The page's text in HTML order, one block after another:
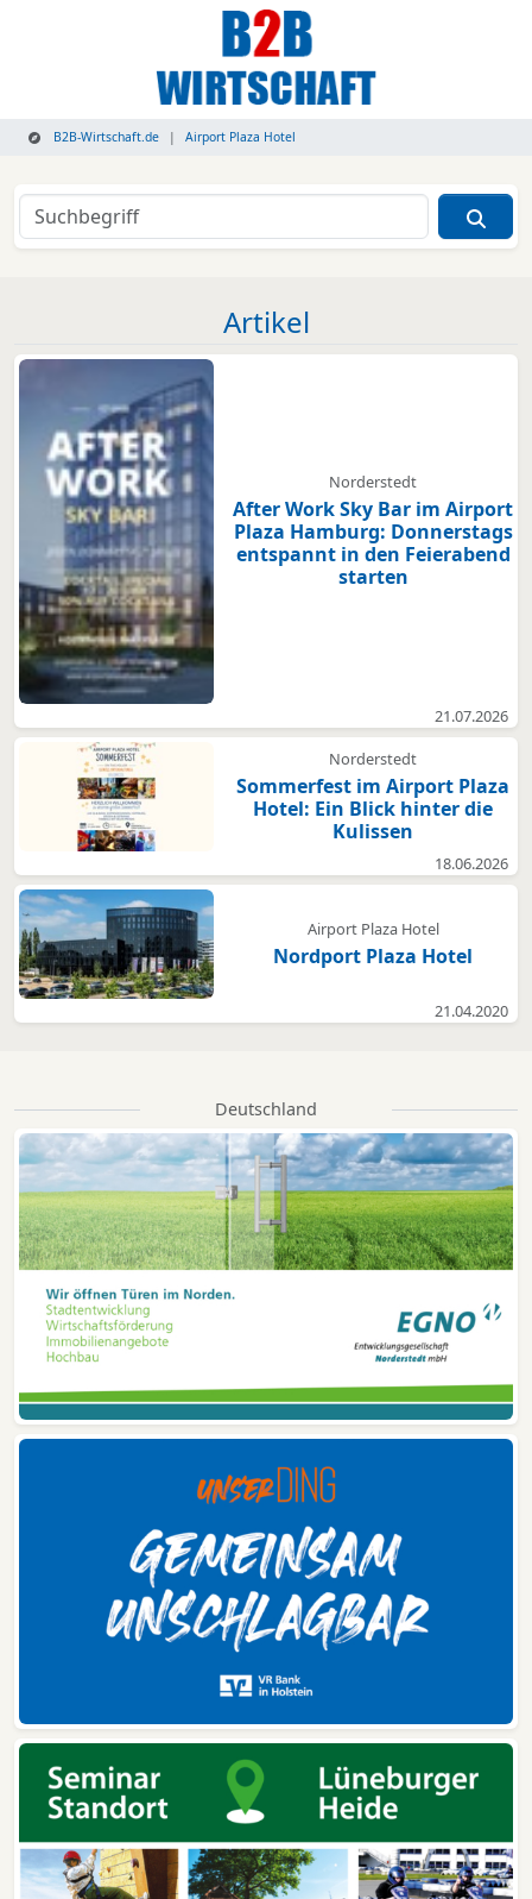
B2B-Wirtschaft.de Airport Plaza Hotel
Artikel
Norderstedt
After Work Sky Bar im Airport
Plaza Hamburg: Donnerstags
entspannt in den Feierabend
starten
21.07.2026
Norderstedt
Sommerfest im Airport Plaza
Hotel: Ein Blick hinter die
Kulissen
18.06.2026
Airport Plaza Hotel
Nordport Plaza Hotel
21.04.2020
Deutschland